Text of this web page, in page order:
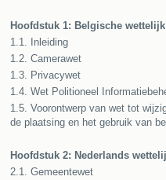
Hoofdstuk 1: Belgische
1.1. Inleiding
1.2. Camerawet
1.3. Privacywet
1.4. Wet Politioneel
1.5. Voorontwerp van wet tot
de plaatsing en het gebruik van
Hoofdstuk 2: Nederlands
2.1. Gemeentewet